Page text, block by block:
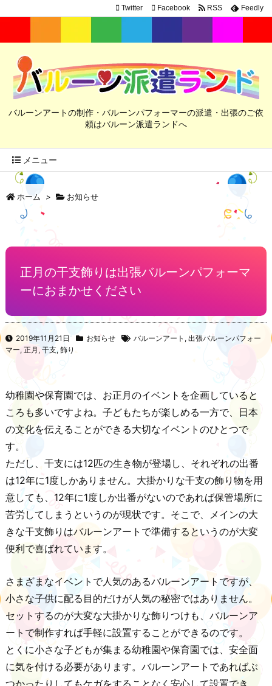
バルーンアートの制作・バルーンパフォーマーの派遣・出張のご依
頼はバルーン派遣ランドへ
メニュー
Twitter Facebook RSS Feedly
ホーム > お知らせ
正月の干支飾りは出張バルーンパフォーマ
ーにおまかせください
2019年11月21日 お知らせ バルーンアート , 出張バルーンパフォー
マー, 正月 , 干支, 飾り
幼稚園や保育園では、お正月のイベントを企画していると
ころも多いですよね。子どもたちが楽しめる一方で、日本
の文化を伝えることができる大切なイベントのひとつで
す。
ただし、干支には12匹の生き物が登場し、それぞれの出番
は12年に1度しかありません。大掛かりな干支の飾り物を用
意しても、12年に1度しか出番がないのであれば保管場所に
苦労してしまうというのが現状です。そこで、メインの大
きな干支飾りはバルーンアートで準備するというのが大変
便利で喜ばれています。
さまざまなイベントで人気のあるバルーンアートですが、
小さな子供に配る目的だけが人気の秘密ではありません。
セットするのが大変な大掛かりな飾りつけも、バルーンア
ートで制作すれば手軽に設置することができるのです。
とくに小さな子どもが集まる幼稚園や保育園では、安全面
に気を付ける必要があります。バルーンアートであればぶ
つかったりしてもケガをすることなく安心して設置でき、